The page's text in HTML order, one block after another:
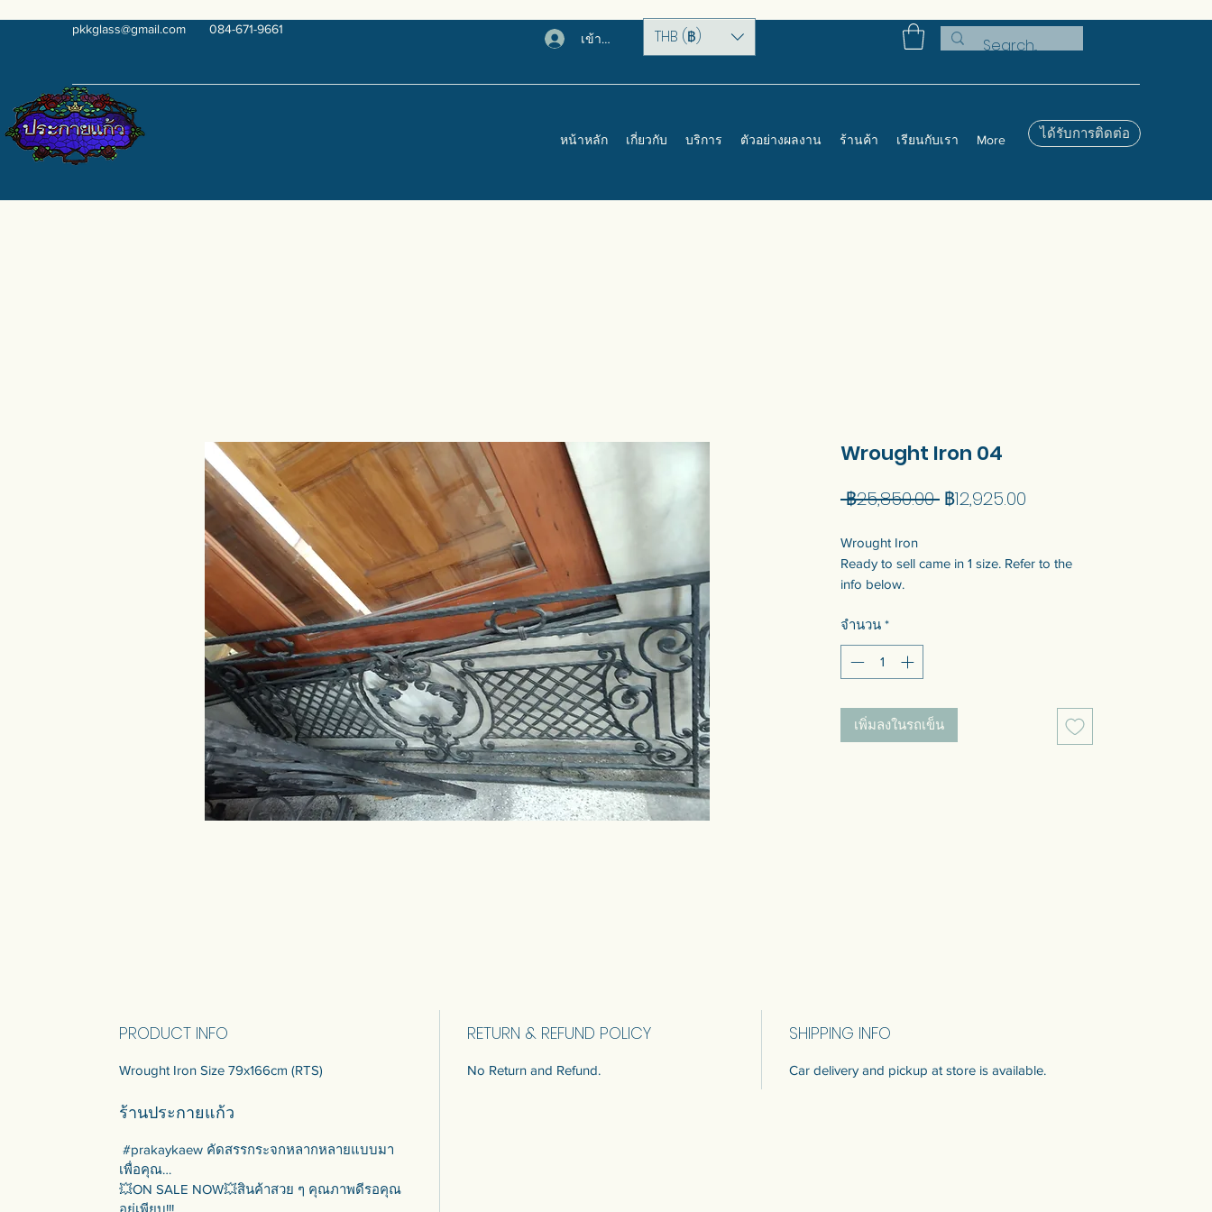
pkkglass@gmail.com 084-671-9661
เข้าสู่ระบบ THB (฿)
หน้าหลัก เกี่ยวกับ บริการ ตัวอย่างผลงาน ร้านค้า เรียนกับเรา More ได้รับการติดต่อ
Wrought Iron 04
฿25,850.00 ราคา
฿12,925.00
ลด
Wrought Iron
Ready to sell came in 1 size. Refer to the
info below.
to us to get quotation.
เหล็กดัด
สามารถปรับแต่งขนาดได้ พูดคุยกับเราเพื่อ
รับใบเสนอราคา
จำนวน *
เพิ่มลงในรถเข็น
PRODUCT INFO
Wrought Iron Size 79x166cm (RTS)
RETURN & REFUND POLICY
No Return and Refund.
SHIPPING INFO
Car delivery and pickup at store is available.
ร้านประกายแก้ว
#prakaykaew คัดสรรกระจกหลากหลายแบบมา
เพื่อคุณ…
💥ON SALE NOW💥สินค้าสวย ๆ คุณภาพดีรอคุณ
อยู่เพียบ!!!